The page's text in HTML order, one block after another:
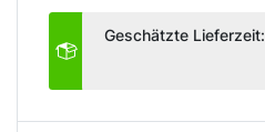
Geschätzte Lieferzeit: